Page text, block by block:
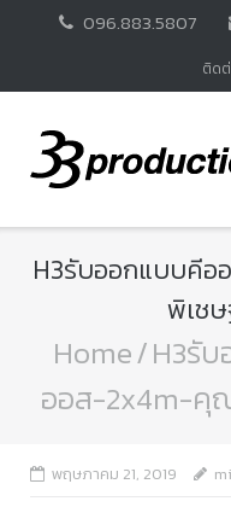
096.883.5807
ติดต่
H3รับออกแบบคี
พิเช
Home/H3รั
ออส-2x4m-คุ
พฤษภาคม 21, 2019